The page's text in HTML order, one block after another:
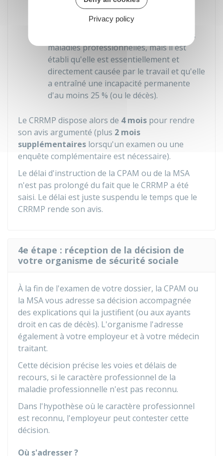
directement causée par votre travail
La maladie ne figure pas au tableau des
maladies professionnelles, mais il est
établi qu'elle est essentiellement et
directement causée par le travail et qu'elle
a entraîné une incapacité permanente
d'au moins 25 % (ou le décès).
Le CRRMP dispose alors de 4 mois pour rendre
son avis argumenté (plus 2 mois
supplémentaires lorsqu'un examen ou une
enquête complémentaire est nécessaire).
Le délai d'instruction de la CPAM ou de la MSA
n'est pas prolongé du fait que le CRRMP a été
saisi. Le délai est juste suspendu le temps que le
CRRMP rende son avis.
4e étape : réception de la décision de
votre organisme de sécurité sociale
À la fin de l'examen de votre dossier, la CPAM ou
la MSA vous adresse sa décision accompagnée
des explications qui la justifient (ou aux ayants
droit en cas de décès). L'organisme l'adresse
également à votre employeur et à votre médecin
traitant.
Cette décision précise les voies et délais de
recours, si le caractère professionnel de la
maladie professionnelle n'est pas reconnu.
Dans l'hypothèse où le caractère professionnel
est reconnu, l'employeur peut contester cette
décision.
Où s'adresser ?
Privacy policy